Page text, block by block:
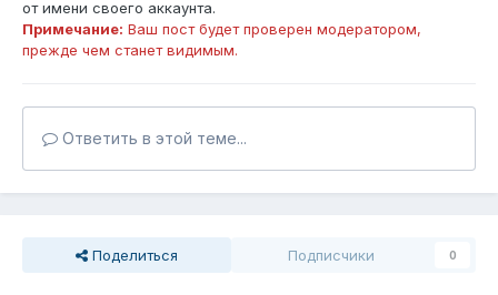
от имени своего аккаунта.
Примечание: Ваш пост будет проверен модератором,
прежде чем станет видимым.
Ответить в этой теме...
Поделиться Подписчики 0